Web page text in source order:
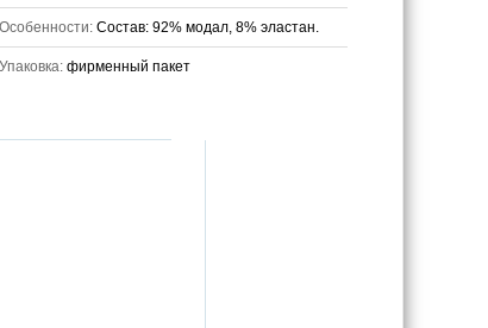
Особенности: Состав: 92% модал, 8% эластан.
Упаковка: фирменный пакет